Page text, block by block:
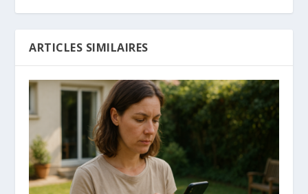
ARTICLES SIMILAIRES